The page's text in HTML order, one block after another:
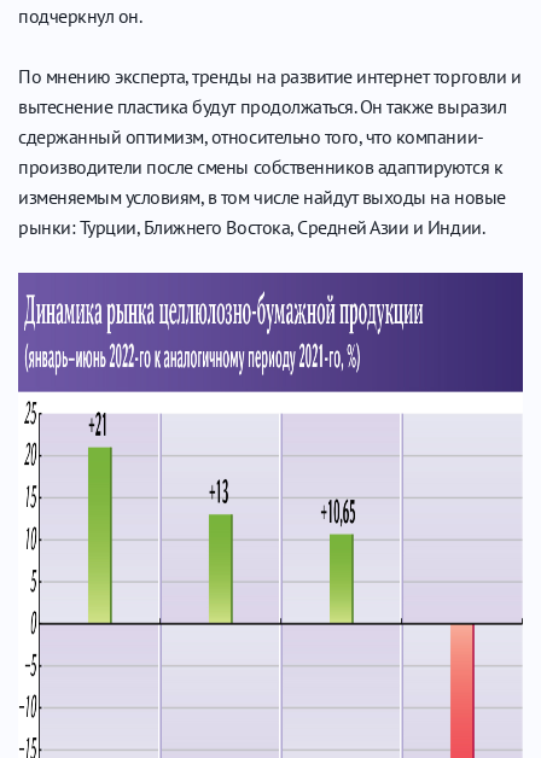
подчеркнул он.
По мнению эксперта, тренды на развитие интернет торговли и
вытеснение пластика будут продолжаться. Он также выразил
сдержанный оптимизм, относительно того, что компании-
производители после смены собственников адаптируются к
изменяемым условиям, в том числе найдут выходы на новые
рынки: Турции, Ближнего Востока, Средней Азии и Индии.